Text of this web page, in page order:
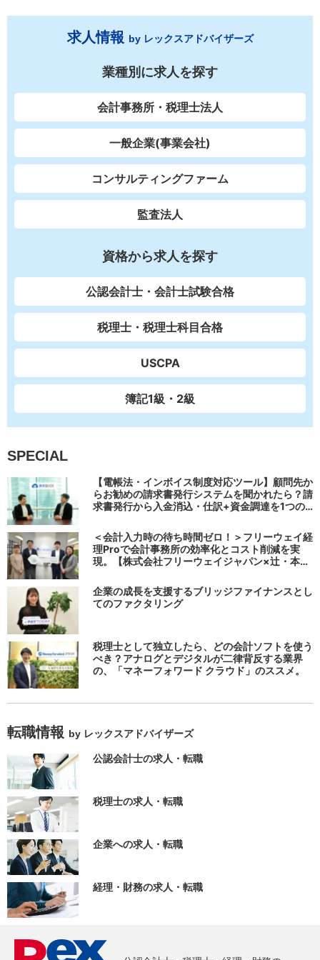
求人情報 by レックスアドバイザーズ
業種別に求人を探す
会計事務所・税理士法人
一般企業(事業会社)
コンサルティングファーム
監査法人
資格から求人を探す
公認会計士・会計士試験合格
税理士・税理士科目合格
USCPA
簿記1級・2級
SPECIAL
【電帳法・インボイス制度対応ツール】顧問先か
らお勧めの請求書発行システムを聞かれたら？請
求書発行から入金消込・仕訳+資金調達を1つの
＜会計入力時の待ち時間ゼロ！＞フリーウェイ経
理Proで会計事務所の効率化とコスト削減を実
現。【株式会社フリーウェイジャパン×辻・本郷
企業の成長を支援するブリッジファイナンスとし
てのファクタリング
税理士として独立したら、どの会計ソフトを使う
べき？アナログとデジタルが二律背反する業界
の、「マネーフォワード クラウド」のススメ。
転職情報 by レックスアドバイザーズ
公認会計士の求人・転職
税理士の求人・転職
企業への求人・転職
経理・財務の求人・転職